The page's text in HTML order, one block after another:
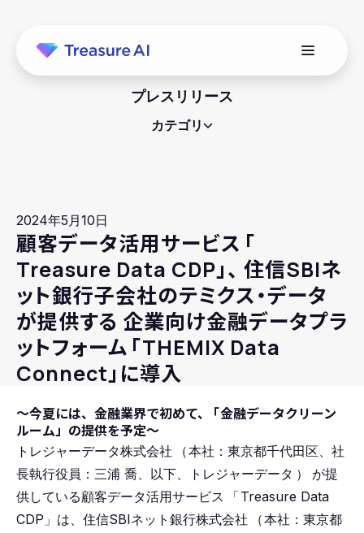
プレスリリース
カテゴリ
2024年5月10日
顧客データ活用サービス 「
Treasure Data CDP」、 住信SBIネ
ット銀行子会社のテミクス・データ
が提供する 企業向け金融データプラ
ットフォーム 「THEMIX Data
Connect」に導入
～今夏には、金融業界で初めて、 「金融データクリーン
ルーム」の提供を予定～
トレジャーデータ株式会社 （本社：東京都千代田区、社
長執行役員：三浦 喬、以下、トレジャーデータ ）
が提
供している顧客データ活用サービス
「Treasure Data
CDP」は、住信SBIネット銀行株式会社
（本社：東京都